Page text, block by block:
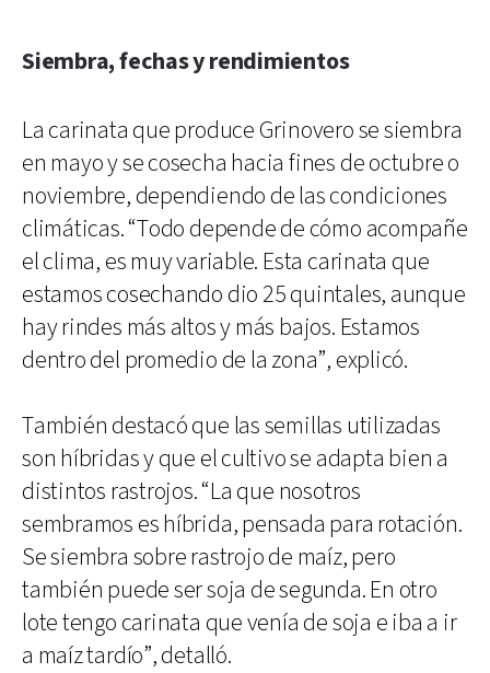
Siembra, fechas y rendimientos
La carinata que produce Grinovero se siembra
en mayo y se cosecha hacia fines de octubre o
noviembre, dependiendo de las condiciones
climáticas. “Todo depende de cómo acompañe
el clima, es muy variable. Esta carinata que
estamos cosechando dio 25 quintales, aunque
hay rindes más altos y más bajos. Estamos
dentro del promedio de la zona”, explicó.
También destacó que las semillas utilizadas
son híbridas y que el cultivo se adapta bien a
distintos rastrojos. “La que nosotros
sembramos es híbrida, pensada para rotación.
Se siembra sobre rastrojo de maíz, pero
también puede ser soja de segunda. En otro
lote tengo carinata que venía de soja e iba a ir
a maíz tardío”, detalló.